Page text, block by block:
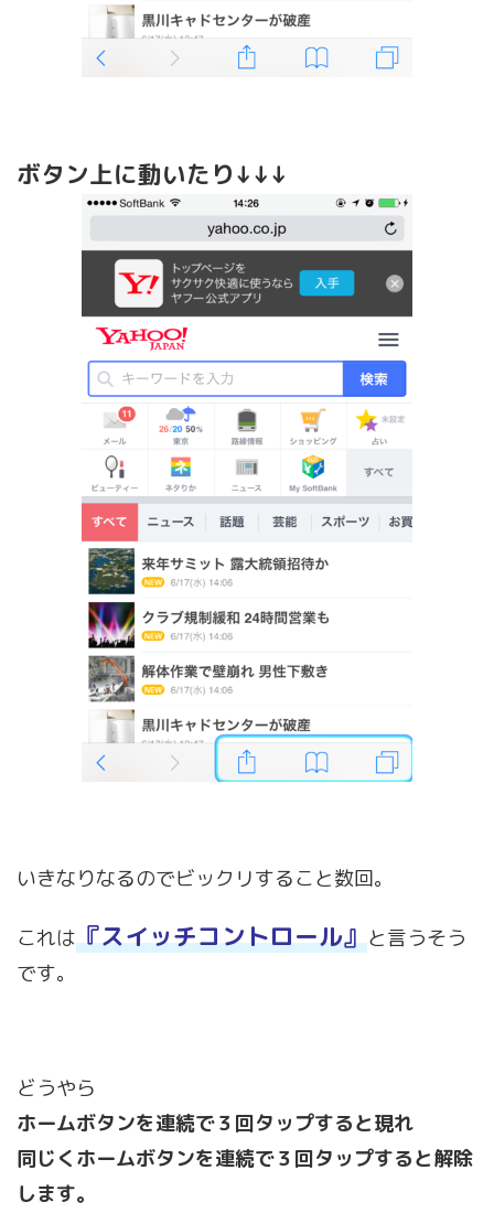
ボタン上に動いたり↓↓↓
いきなりなるのでビックリすること数回。
これは『スイッチコントロール』と言うそう
です。
どうやら
ホームボタンを連続で３回タップすると現れ
同じくホームボタンを連続で３回タップすると解除
します。